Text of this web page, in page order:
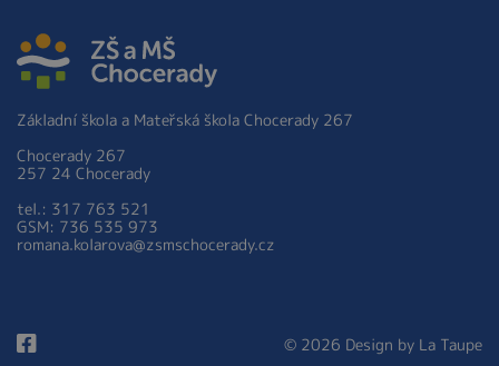
Základní škola a Mateřská škola Chocerady 267
Chocerady 267
257 24 Chocerady
tel.: 317 763 521
GSM: 736 535 973
romana.kolarova@zsmschocerady.cz
© 2026 Design by La Taupe